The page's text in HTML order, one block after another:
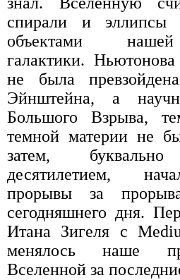
спирали и эллипсы
объектами
галактики.
не была
Эйнштейна, а
Большого Взрыва,
темной материи не
затем,
десятилетием,
прорывы за
сегодняшнего дня.
Итана Зигеля с
менялось наше
Вселенной за